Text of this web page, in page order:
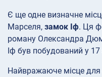
Є ще одне визначне
Марселя, замок Іф. Ця
роману Олександра
Іф був побудований у 17
Найвражаюче місце для